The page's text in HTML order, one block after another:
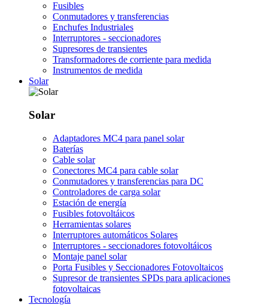
Fusibles
Conmutadores y transferencias
Enchufes Industriales
Interruptores - seccionadores
Supresores de transientes
Transformadores de corriente para medida
Instrumentos de medida
Solar
Solar
Adaptadores MC4 para panel solar
Baterías
Cable solar
Conectores MC4 para cable solar
Conmutadores y transferencias para DC
Controladores de carga solar
Estación de energía
Fusibles fotovoltáicos
Herramientas solares
Interruptores automáticos Solares
Interruptores - seccionadores fotovoltáicos
Montaje panel solar
Porta Fusibles y Seccionadores Fotovoltaicos
Supresor de transientes SPDs para aplicaciones
fotovoltaicas
Tecnología